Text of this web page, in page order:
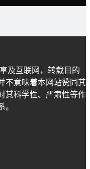
及互联网，转载目的
不意味着本网站赞同其
其科学性、严肃性等作
。